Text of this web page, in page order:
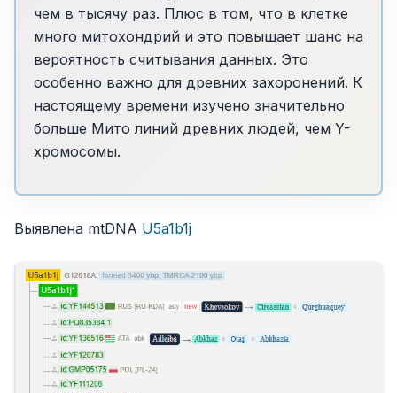
чем в тысячу раз. Плюс в том, что в клетке
много митохондрий и это повышает шанс на
вероятность считывания данных. Это
особенно важно для древних захоронений. К
настоящему времени изучено значительно
больше Мито линий древних людей, чем Y-
хромосомы.
Выявлена mtDNA U5a1b1j